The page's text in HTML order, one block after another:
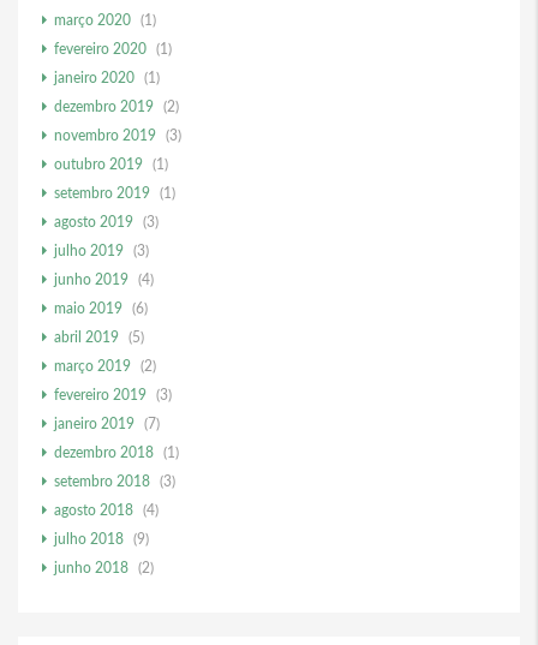
março 2020
(1)
fevereiro 2020
(1)
janeiro 2020
(1)
dezembro 2019
(2)
novembro 2019
(3)
outubro 2019
(1)
setembro 2019
(1)
agosto 2019
(3)
julho 2019
(3)
junho 2019
(4)
maio 2019
(6)
abril 2019
(5)
março 2019
(2)
fevereiro 2019
(3)
janeiro 2019
(7)
dezembro 2018
(1)
setembro 2018
(3)
agosto 2018
(4)
julho 2018
(9)
junho 2018
(2)